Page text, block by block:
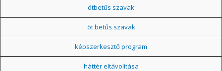
ötbetűs szavak
öt betűs szavak
képszerkesztő program
háttér eltávolítása